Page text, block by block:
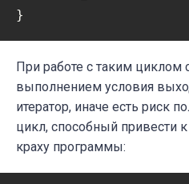
При работе с таким циклом
выполнением условия
итератор, иначе есть риск
цикл, способный привести
краху программы: